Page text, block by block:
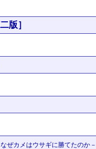
版］
なぜカメはウサギに勝てたのか－